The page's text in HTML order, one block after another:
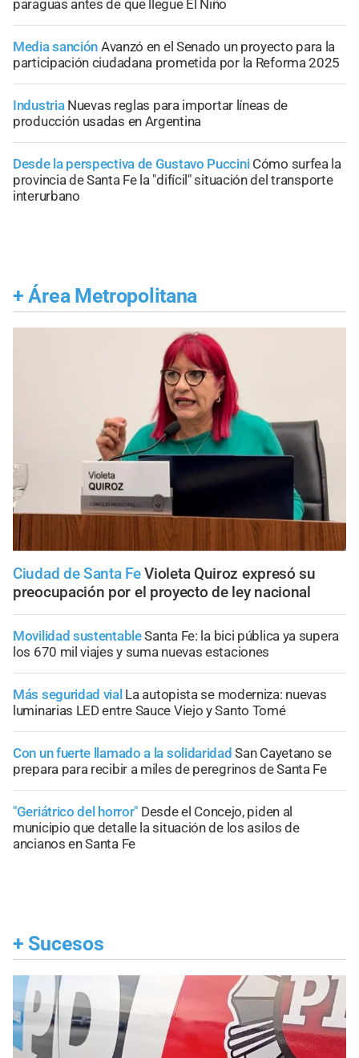
paraguas antes de que llegue El Niño
Media sanción Avanzó en el Senado un proyecto para la
participación ciudadana prometida por la Reforma 2025
Industria Nuevas reglas para importar líneas de
producción usadas en Argentina
Desde la perspectiva de Gustavo Puccini Cómo surfea la
provincia de Santa Fe la "difícil" situación del transporte
interurbano
+ Área Metropolitana
Ciudad de Santa Fe Violeta Quiroz expresó su
preocupación por el proyecto de ley nacional
Movilidad sustentableSanta Fe: la bici pública ya supera
los 670 mil viajes y suma nuevas estaciones
Más seguridad vial La autopista se moderniza: nuevas
luminarias LED entre Sauce Viejo y Santo Tomé
Con un fuerte llamado a la solidaridad San Cayetano se
prepara para recibir a miles de peregrinos de Santa Fe
"Geriátrico del horror" Desde el Concejo, piden al
municipio que detalle la situación de los asilos de
ancianos en Santa Fe
+ Sucesos